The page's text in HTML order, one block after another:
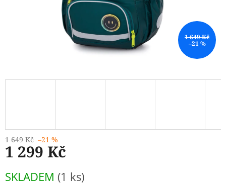
1 649 Kč
–21 %
1 649 Kč –21 %
1 299 Kč
cena:
SKLADEM (1 ks)